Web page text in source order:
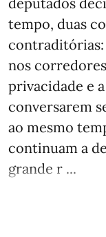
tempo, duas
contraditórias:
nos
privacidade e
conversarem
ao mesmo
continuam a
grande r ...